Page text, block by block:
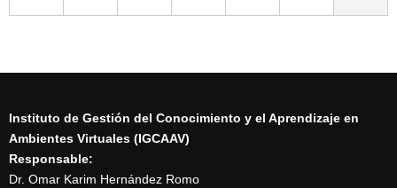
Instituto de Gestión del Conocimiento y el Aprendizaje en
Ambientes Virtuales (IGCAAV)
Responsable:
Dr. Omar Karim Hernández Romo